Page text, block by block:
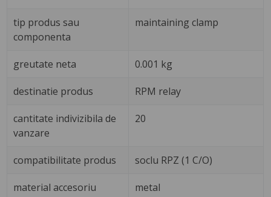
tip produs sau
componenta
maintaining clamp
greutate neta 0.001 kg
destinatie produs RPM relay
cantitate indivizibila de
vanzare
20
compatibilitate produs soclu RPZ (1 C/O)
material accesoriu metal